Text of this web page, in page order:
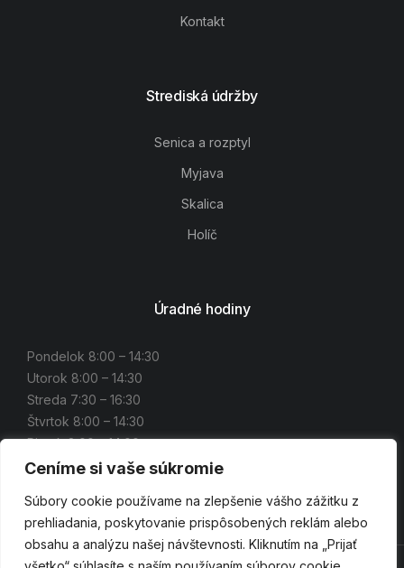
Ceníme si vaše súkromie
Súbory cookie používame na zlepšenie vášho zážitku z
prehliadania, poskytovanie prispôsobených reklám alebo
obsahu a analýzu našej návštevnosti. Kliknutím na „Prijať
Kontakt
Strediská údržby
Senica a rozptyl
Myjava
Skalica
Holíč
Úradné hodiny
Pondelok 8:00 – 14:30
Utorok 8:00 – 14:30
Streda 7:30 – 16:30
Štvrtok 8:00 – 14:30
Piatok 8:00 – 14:00